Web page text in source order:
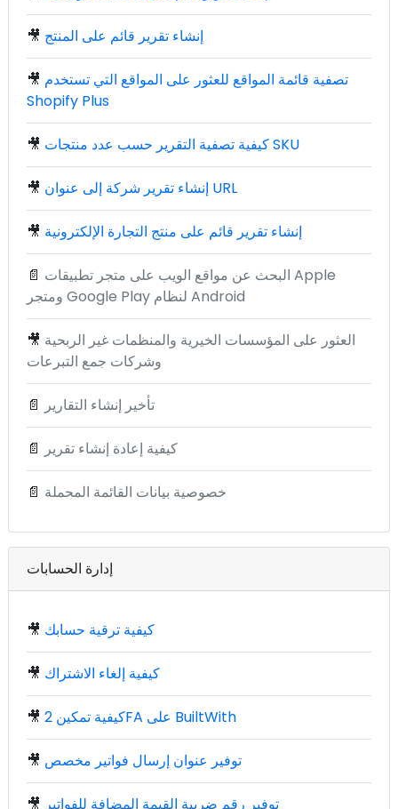
🎥 إنشاء تقرير قائم على المنتج
🎥 تصفية قائمة المواقع للعثور على المواقع التي تستخدم
Shopify Plus
🎥 كيفية تصفية التقرير حسب عدد منتجات SKU
🎥 إنشاء تقرير شركة إلى عنوان URL
🎥 إنشاء تقرير قائم على منتج التجارة الإلكترونية
📄 البحث عن مواقع الويب على متجر تطبيقات Apple
ومتجر Google Play لنظام Android
🎥 العثور على المؤسسات الخيرية والمنظمات غير الربحية
وشركات جمع التبرعات
📄 تأخير إنشاء التقارير
📄 كيفية إعادة إنشاء تقرير
📄 خصوصية بيانات القائمة المحملة
إدارة الحسابات
🎥 كيفية ترقية حسابك
🎥 كيفية إلغاء الاشتراك
🎥 كيفية تمكين 2FA على BuiltWith
🎥 توفير عنوان إرسال فواتير مخصص
🎥 توفير رقم ضريبة القيمة المضافة للفواتير